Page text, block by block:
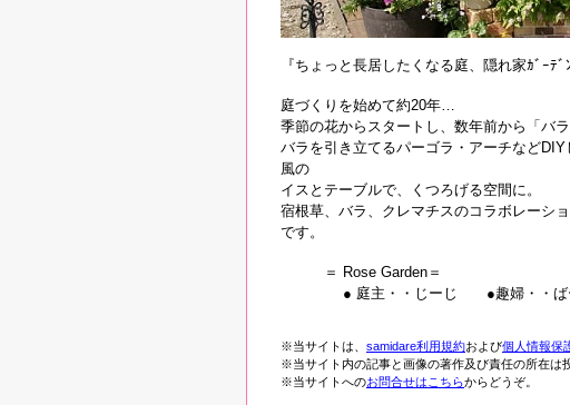
『ちょっと長居したくなる庭、隠れ家ｶﾞｰﾃﾞ
庭づくりを始めて約20年…
季節の花からスタートし、数年前から「バ
バラを引き立てるパーゴラ・アーチなど
風の
イスとテーブルで、くつろげる空間に。
宿根草、バラ、クレマチスのコラボレーシ
です。
＝ Rose Garden＝
● 庭主・・じーじ ●趣婦・・ば
※当サイトは、 samidare利用規約および個人情報保
※当サイト内の記事と画像の著作及び責任の所在は
※当サイトへのお問合せはこちらからどうぞ。